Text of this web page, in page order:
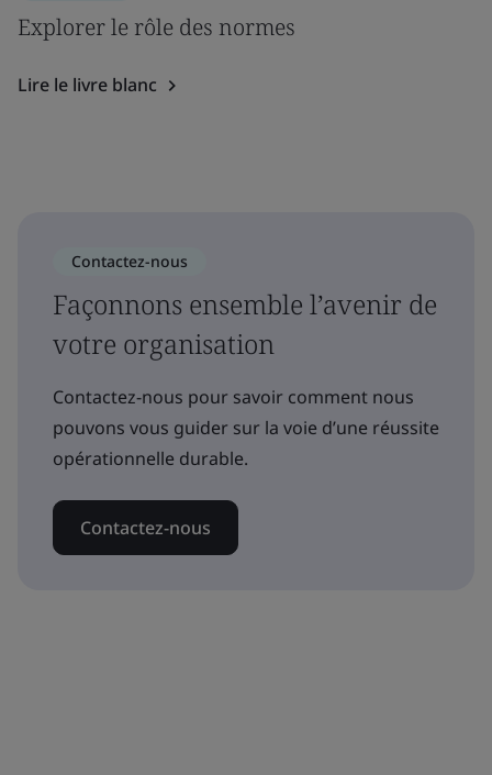
Explorer le rôle des normes
Lire le livre blanc
Contactez-nous
Façonnons ensemble l’avenir de
votre organisation
Contactez-nous pour savoir comment nous
pouvons vous guider sur la voie d’une réussite
opérationnelle durable.
Contactez-nous